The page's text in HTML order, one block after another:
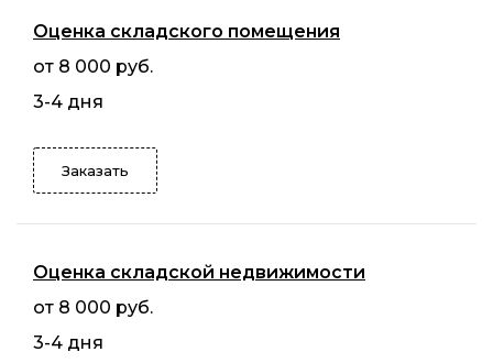
Оценка складского помещения
от 8 000 руб.
3-4 дня
Заказать
Оценка складской недвижимости
от 8 000 руб.
3-4 дня